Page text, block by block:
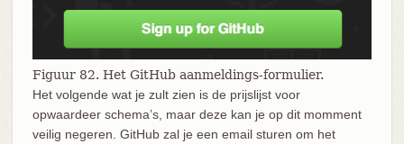
Figuur 82. Het GitHub aanmeldings-formulier.
Het volgende wat je zult zien is de prijslijst voor
opwaardeer schema’s, maar deze kan je op dit momment
veilig negeren. GitHub zal je een email sturen om het